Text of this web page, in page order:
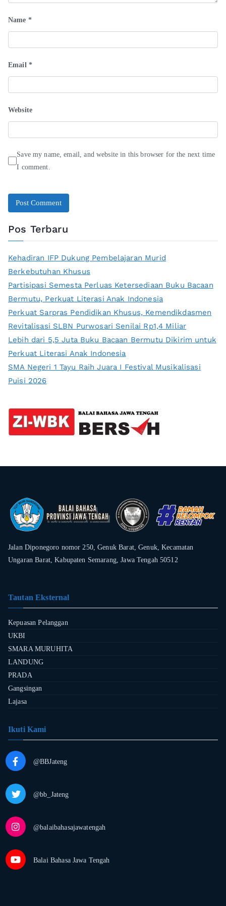
Name *
Email *
Website
Save my name, email, and website in this browser for the next time
I comment.
Pos Terbaru
Kehadiran IFP Dukung Pembelajaran Murid
Berkebutuhan Khusus
Partisipasi Semesta Perluas Ketersediaan Buku Bacaan
Bermutu, Perkuat Literasi Anak Indonesia
Perkuat Sarpras Pendidikan Khusus, Kemendikdasmen
Revitalisasi SLBN Purwosari Senilai Rp1,4 Miliar
Lebih dari 5,5 Juta Buku Bacaan Bermutu Dikirim untuk
Perkuat Literasi Anak Indonesia
SMA Negeri 1 Tayu Raih Juara I Festival Musikalisasi
Puisi 2026
Jalan Diponegoro nomor 250, Genuk Barat, Genuk, Kecamatan
Ungaran Barat, Kabupaten Semarang, Jawa Tengah 50512
Tautan Eksternal
Kepuasan Pelanggan
UKBI
SMARA MURUHITA
LANDUNG
PRADA
Gangsingan
Lajasa
Ikuti Kami
@BBJateng
@bb_Jateng
@balaibahasajawatengah
Balai Bahasa Jawa Tengah